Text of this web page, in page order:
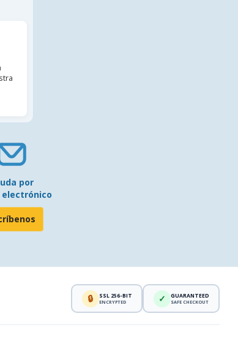
por
electrónico
🔒 SSL 256-BIT
ENCRYPTED ✓ GUARANTEED
SAFE CHECKOUT